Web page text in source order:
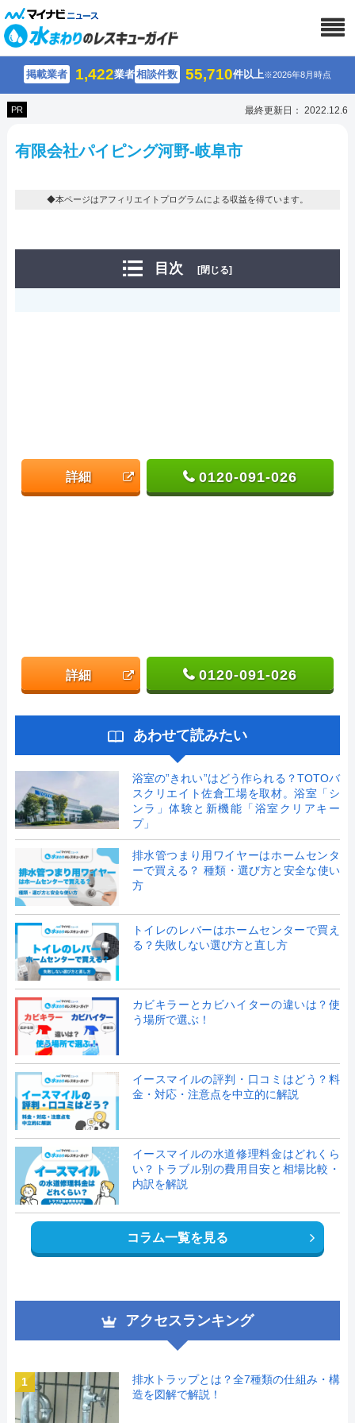
掲載業者 1,422業者相談件数 55,710件以上※2026年8月時点
PR 最終更新日： 2022.12.6
有限会社パイピング河野-岐阜市
◆本ページはアフィリエイトプログラムによる収益を得ています。
目次 [閉じる]
詳細 0120-091-026
詳細 0120-091-026
あわせて読みたい
浴室の”きれい”はどう作られる？TOTOバ
スクリエイト佐倉工場を取材。浴室「シ
ンラ」体験と新機能「浴室クリアキー
プ」
排水管つまり用ワイヤーはホームセンタ
ーで買える？ 種類・選び方と安全な使い
方
トイレのレバーはホームセンターで買え
る？失敗しない選び方と直し方
カビキラーとカビハイターの違いは？使
う場所で選ぶ！
イースマイルの評判・口コミはどう？料
金・対応・注意点を中立的に解説
イースマイルの水道修理料金はどれくら
い？トラブル別の費用目安と相場比較・
内訳を解説
コラム一覧を見る
アクセスランキング
1
排水トラップとは？全7種類の仕組み・構
造を図解で解説！